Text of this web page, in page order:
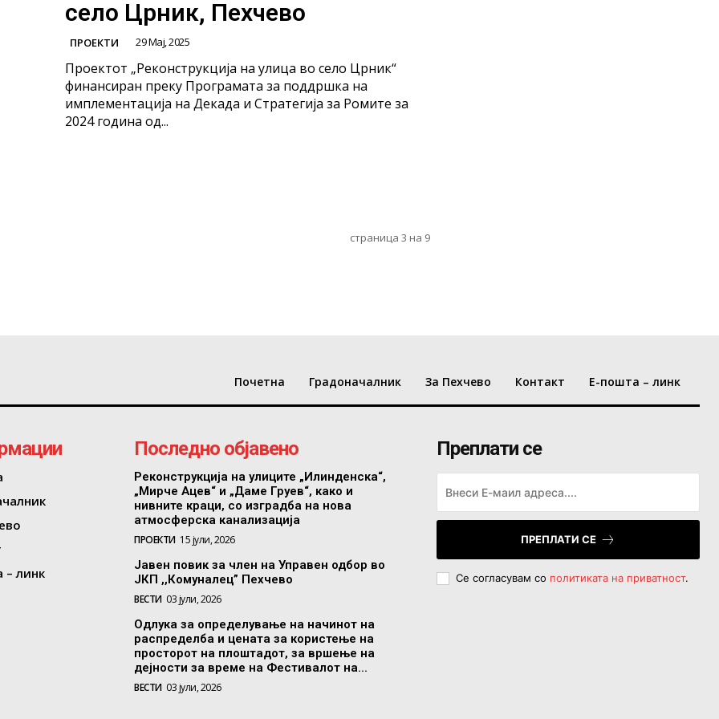
село Црник, Пехчево
ПРОЕКТИ 29 Мај, 2025
Проектот „Реконструкција на улица во село Црник“
финансиран преку Програмата за поддршка на
имплементација на Декада и Стратегија за Ромите за
2024 година од...
страница 3 на 9
Почетна Градоначалник За Пехчево Контакт Е-пошта – линк
– линк
Последно објавено
Реконструкција на улиците „Илинденска“,
„Мирче Ацев“ и „Даме Груев“, како и
нивните краци, со изградба на нова
атмосферска канализација
ПРОЕКТИ 15 јули, 2026
Јавен повик за член на Управен одбор во
ЈКП ,,Комуналец” Пехчево
ВЕСТИ 03 јули, 2026
Одлука за определување на начинот на
распределба и цената за користење на
просторот на плоштадот, за вршење на
дејности за време на Фестивалот на...
ВЕСТИ 03 јули, 2026
Преплати се
ПРЕПЛАТИ СЕ
Се согласувам со политиката на приватност.